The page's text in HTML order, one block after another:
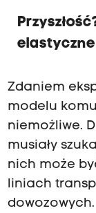
Zdaniem
modelu
niemożliwe.
musiały
nich może
liniach
dowozowych.